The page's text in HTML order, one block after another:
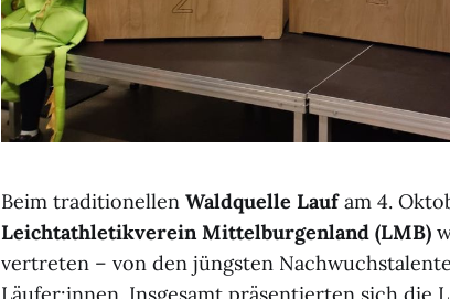
Beim traditionellen Waldquelle Laufam 4.
Leichtathletikverein Mittelburgenland (LMB)
vertreten – von den jüngsten
Läufer:innen. Insgesamt präsentierten sich die